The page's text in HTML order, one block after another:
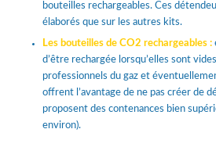
bouteilles rechargeables. Ces
élaborés que sur les autres kits.
Les bouteilles de CO2 rechargeables :
d’être rechargée lorsqu’elles sont
professionnels du gaz et
offrent l’avantage de ne pas créer de
proposent des contenances bien
environ).